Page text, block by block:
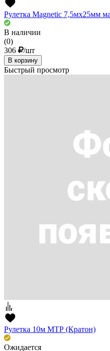
Рулетка Magnetic 7,5мх25мм
В наличии
(0)
306
/шт
В корзину
Быстрый просмотр
Рулетка 10м МТР (Кратон)
Ожидается